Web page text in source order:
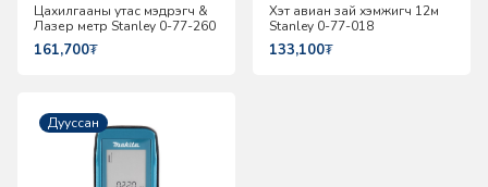
Цахилгааны утас мэдрэгч &
Лазер метр Stanley 0-77-260
161,700₮
Хэт авиан зай хэмжигч 12м
Stanley 0-77-018
133,100₮
Дууссан